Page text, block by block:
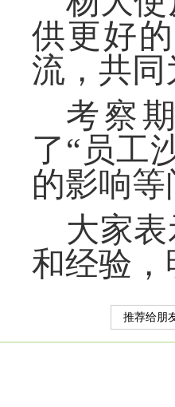
供更好
流，共
考察
了“员工
的影响等
大家
和经验
推荐给朋